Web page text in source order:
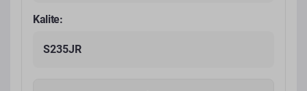
Kalite:
S235JR